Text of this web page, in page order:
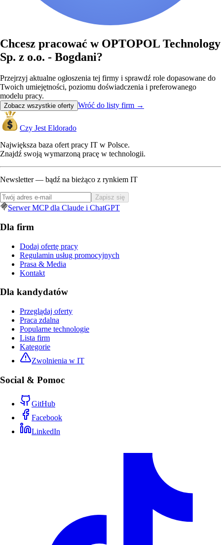
Chcesz pracować w OPTOPOL Technology
Sp. z o.o. - Bogdani?
Przejrzyj aktualne ogłoszenia tej firmy i sprawdź role dopasowane do
Twoich umiejętności, poziomu doświadczenia i preferowanego
modelu pracy.
Zobacz wszystkie oferty Wróć do listy firm →
Czy Jest Eldorado
Największa baza ofert pracy IT w Polsce.
Znajdź swoją wymarzoną pracę w technologii.
Newsletter — bądź na bieżąco z rynkiem IT
Zapisz się
Serwer MCP dla Claude i ChatGPT
Dla firm
Dodaj ofertę pracy
Regulamin usług promocyjnych
Prasa & Media
Kontakt
Dla kandydatów
Przeglądaj oferty
Praca zdalna
Popularne technologie
Lista firm
Kategorie
Zwolnienia w IT
Social & Pomoc
GitHub
Facebook
LinkedIn